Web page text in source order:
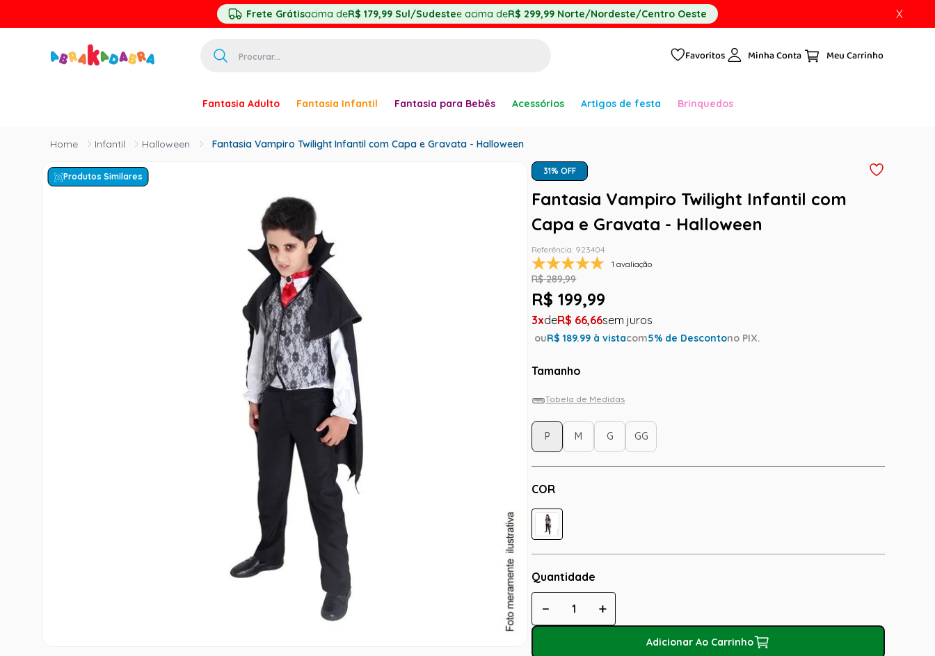
Frete Grátisacima deR$ 179,99 Sul/Sudestee acima deR$ 299,99 Norte/Nordeste/Centro Oeste X
Favoritos Minha Conta
Fantasia Adulto Fantasia Infantil Fantasia para Bebês Acessórios Artigos de festa Brinquedos
Infantil Halloween Fantasia Vampiro Twilight Infantil com Capa e Gravata - Halloween
Produtos Similares
31% OFF
Fantasia Vampiro Twilight Infantil com
Capa e Gravata - Halloween
Referência: 923404
1 avaliação
R$ 289,99
R$ 199,99
3 R$ 66,66
ouR$189.99 à vistacom5% de Descontono PIX.
Tamanho
Tabela de Medidas
COR
P M G GG
Quantidade
＋
－
Adicionar Ao Carrinho
º
princesa
harry potter
palhaço
º
kpop
branca neve
9
toy story
10º rumi